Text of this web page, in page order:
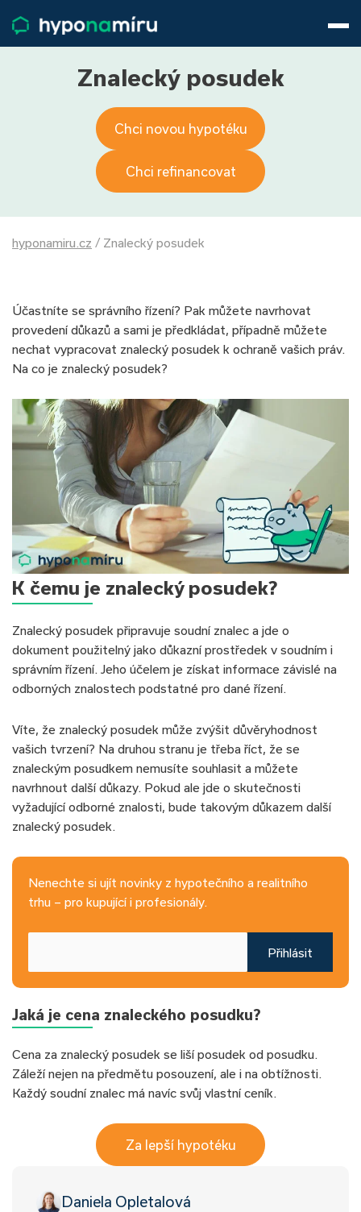
Životní pojištění
Pojištění nemovitosti
O nás
800 688 388
Přihlásit
Znalecký posudek
Chci novou hypotéku
Chci refinancovat
hyponamiru.cz / Znalecký posudek
Účastníte se správního řízení? Pak můžete navrhovat
provedení důkazů a sami je předkládat, případně můžete
nechat vypracovat znalecký posudek k ochraně vašich práv.
Na co je znalecký posudek?
K čemu je znalecký posudek?
Znalecký posudek připravuje soudní znalec a jde o
dokument použitelný jako důkazní prostředek v soudním i
správním řízení. Jeho účelem je získat informace závislé na
odborných znalostech podstatné pro dané řízení.
Víte, že znalecký posudek může zvýšit důvěryhodnost
vašich tvrzení? Na druhou stranu je třeba říct, že se
znaleckým posudkem nemusíte souhlasit a můžete
navrhnout další důkazy. Pokud ale jde o skutečnosti
vyžadující odborné znalosti, bude takovým důkazem další
znalecký posudek.
Nenechte si ujít novinky z hypotečního a realitního
trhu – pro kupující i profesionály.
Přihlásit
Jaká je cena znaleckého posudku?
Cena za znalecký posudek se liší posudek od posudku.
Záleží nejen na předmětu posouzení, ale i na obtížnosti.
Každý soudní znalec má navíc svůj vlastní ceník.
Za lepší hypotéku
Daniela Opletalová